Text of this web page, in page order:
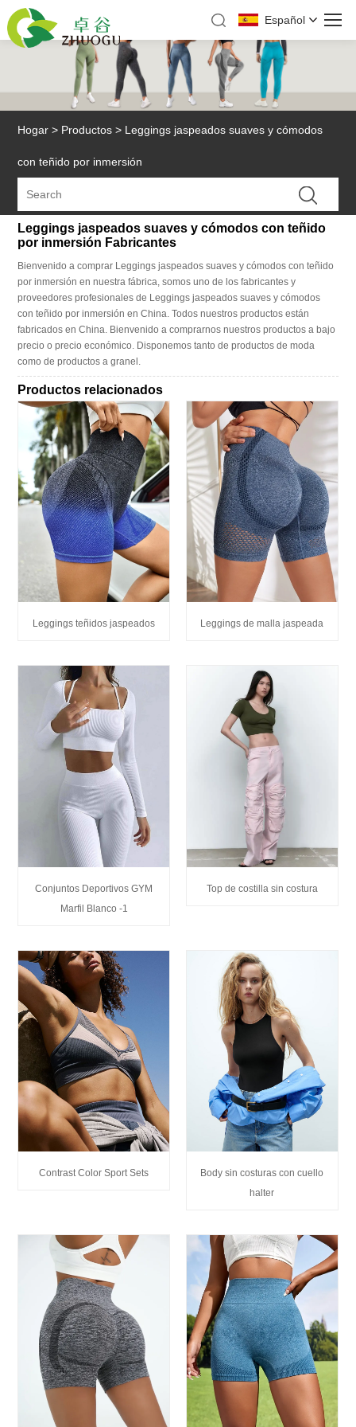
Español
Hogar > Productos > Leggings jaspeados suaves y cómodos
con teñido por inmersión
Leggings jaspeados suaves y cómodos con teñido
por inmersión Fabricantes
Bienvenido a comprar Leggings jaspeados suaves y cómodos con teñido
por inmersión en nuestra fábrica, somos uno de los fabricantes y
proveedores profesionales de Leggings jaspeados suaves y cómodos
con teñido por inmersión en China. Todos nuestros productos están
fabricados en China. Bienvenido a comprarnos nuestros productos a bajo
precio o precio económico. Disponemos tanto de productos de moda
como de productos a granel.
Productos relacionados
Leggings teñidos jaspeados Leggings de malla jaspeada
Conjuntos Deportivos GYM
Marfil Blanco -1
Top de costilla sin costura
Contrast Color Sport Sets
Body sin costuras con cuello
halter